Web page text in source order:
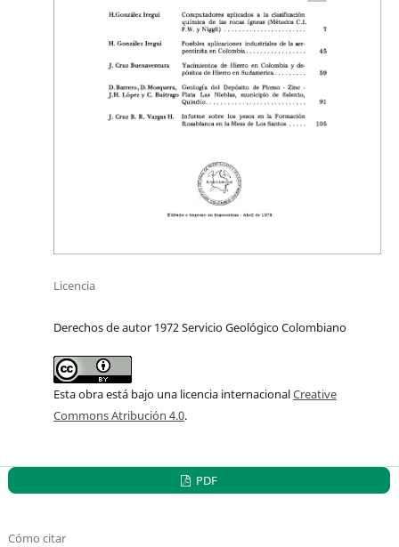
Licencia
Derechos de autor 1972 Servicio Geológico Colombiano
Esta obra está bajo una licencia internacionalCreative
Commons Atribución 4.0.
PDF
Cómo citar